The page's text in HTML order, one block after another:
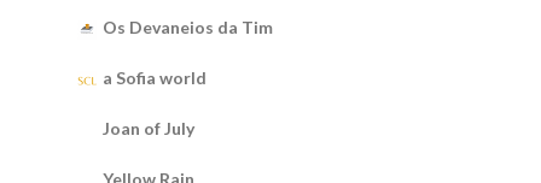
Os Devaneios da Tim
a Sofia world
Joan of July
Yellow Rain